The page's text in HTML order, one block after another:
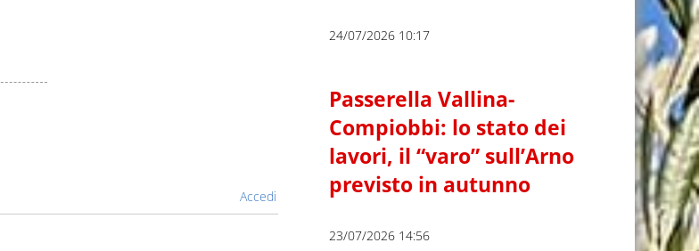
Accedi
24/07/2026 10:17
Passerella Vallina-
Compiobbi: lo stato dei
lavori, il “varo” sull’Arno
previsto in autunno
23/07/2026 14:56